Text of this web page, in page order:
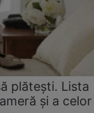
plătești. Lista
și a